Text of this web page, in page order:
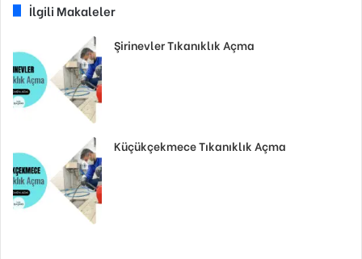
İlgili Makaleler
Şirinevler Tıkanıklık Açma
Küçükçekmece Tıkanıklık Açma